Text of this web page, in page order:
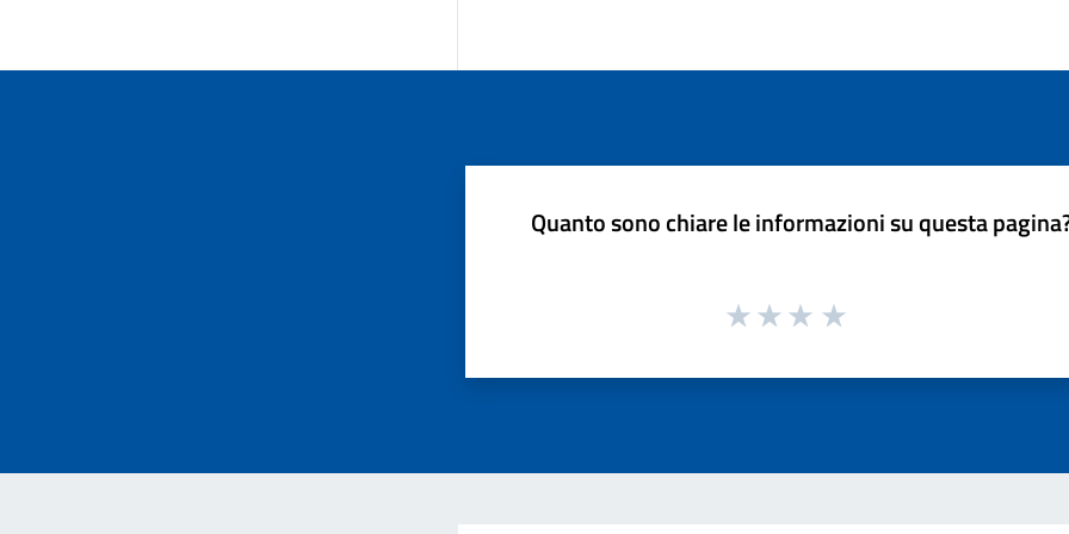
Quanto sono chiare le informazioni su questa